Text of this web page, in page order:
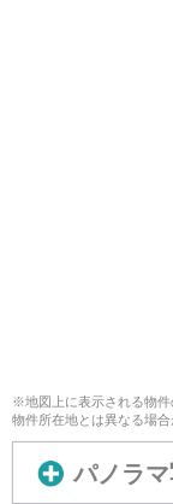
※地図上に表示される物件
物件所在地とは異なる場合
パノラ